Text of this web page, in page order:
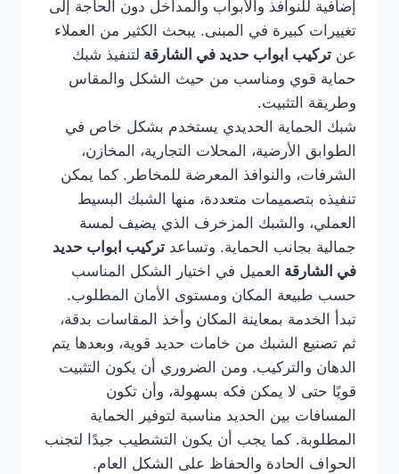
إضافية للنوافذ والأبواب والمداخل دون الحاجة إلى
تغييرات كبيرة في المبنى. يبحث الكثير من العملاء
عن تركيب ابواب حديد في الشارقة لتنفيذ شبك
حماية قوي ومناسب من حيث الشكل والمقاس
وطريقة التثبيت.
شبك الحماية الحديدي يستخدم بشكل خاص في
الطوابق الأرضية، المحلات التجارية، المخازن،
الشرفات، والنوافذ المعرضة للمخاطر. كما يمكن
تنفيذه بتصميمات متعددة، منها الشبك البسيط
العملي، والشبك المزخرف الذي يضيف لمسة
جمالية بجانب الحماية. وتساعد تركيب ابواب حديد
في الشارقة العميل في اختيار الشكل المناسب
حسب طبيعة المكان ومستوى الأمان المطلوب.
تبدأ الخدمة بمعاينة المكان وأخذ المقاسات بدقة،
ثم تصنيع الشبك من خامات حديد قوية، وبعدها يتم
الدهان والتركيب. ومن الضروري أن يكون التثبيت
قويًا حتى لا يمكن فكه بسهولة، وأن تكون
المسافات بين الحديد مناسبة لتوفير الحماية
المطلوبة. كما يجب أن يكون التشطيب جيدًا لتجنب
الحواف الحادة والحفاظ على الشكل العام.